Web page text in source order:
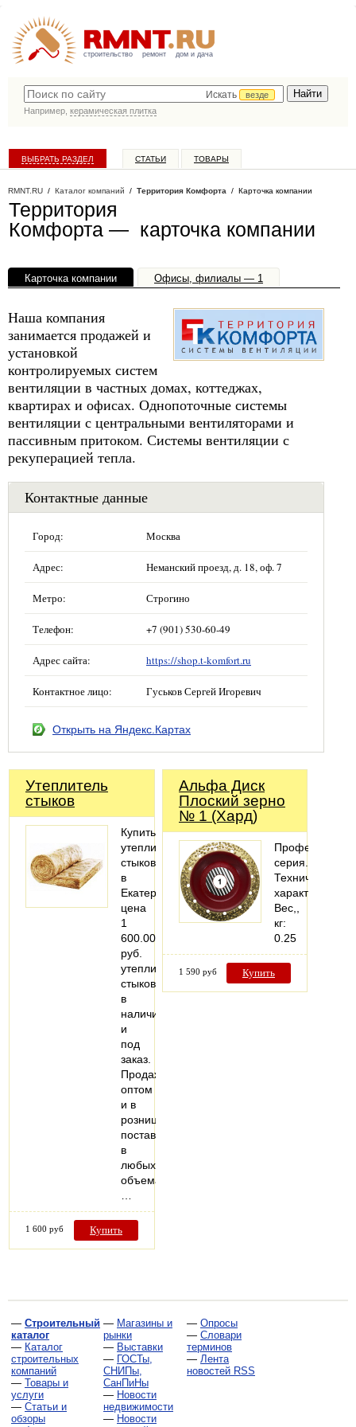
строительство ремонт дом и дача
Искать
везде
Например, керамическая плитка
ВЫБРАТЬ РАЗДЕЛ СТАТЬИ ТОВАРЫ
RMNT.RU / Каталог компаний / Территория Комфорта / Карточка компании
Территория
Комфорта — карточка компании
Карточка компании Офисы, филиалы — 1
Наша компания
занимается продажей и
установкой
контролируемых систем
вентиляции в частных домах, коттеджах,
квартирах и офисах. Однопоточные системы
вентиляции с центральными вентиляторами и
пассивным притоком. Системы вентиляции с
рекуперацией тепла.
Контактные данные
Город: Москва
Адрес: Неманский проезд, д. 18, оф. 7
Метро: Строгино
Телефон: +7 (901) 530-60-49
Адрес сайта: https://shop.t-komfort.ru
Контактное лицо: Гуськов Сергей Игоревич
Открыть на Яндекс.Картах
Утеплитель
стыков
Купить
утеплитель
стыков
в
Екатеринбурге,
цена
1
600.00
руб.
утеплитель
стыков
в
наличии
и
под
заказ.
Продажа
оптом
и в
розницу,
поставки
в
любых
объемах.
1 600 руб Купить
Альфа Диск
Плоский зерно
№ 1 (Хард)
серия.
Технические
характеристики
Вес,,
кг:
0.25
1 590 руб Купить
— Строительный
каталог
— Каталог
строительных
компаний
— Товары и
услуги
— Статьи и
обзоры
— Магазины и
рынки
— Выставки
— ГОСТы,
СНИПы,
СанПиНы
— Новости
недвижимости
— Новости
— Опросы
— Словари
терминов
— Лента
новостей RSS